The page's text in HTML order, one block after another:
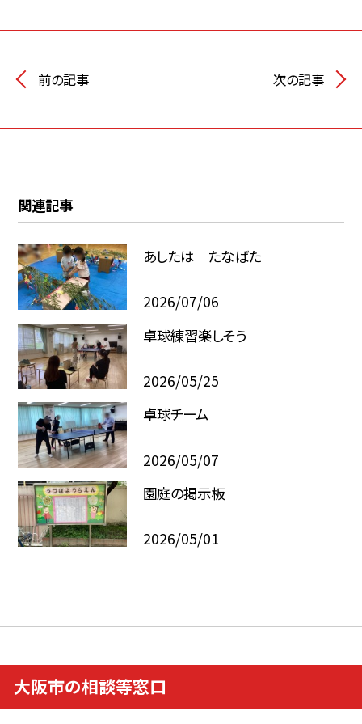
前の記事 次の記事
関連記事
あしたは たなばた
2026/07/06
卓球練習楽しそう
2026/05/25
卓球チーム
2026/05/07
園庭の掲示板
2026/05/01
大阪市の相談等窓口